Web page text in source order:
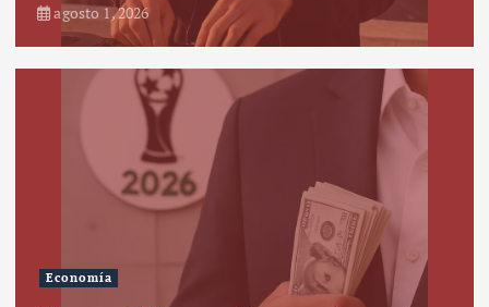
agosto 1, 2026
Economía